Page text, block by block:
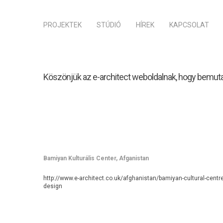
PROJEKTEK STÚDIÓ HÍREK KAPCSOLAT
Köszönjük az e-architect weboldalnak, hogy
Bamiyan Kulturális Center, Afganistan
http://www.e-architect.co.uk/afghanistan/bamiyan-cultural-
design